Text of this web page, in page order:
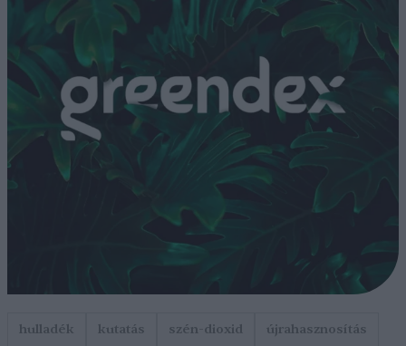
hulladék kutatás szén-dioxid újrahasznosítás